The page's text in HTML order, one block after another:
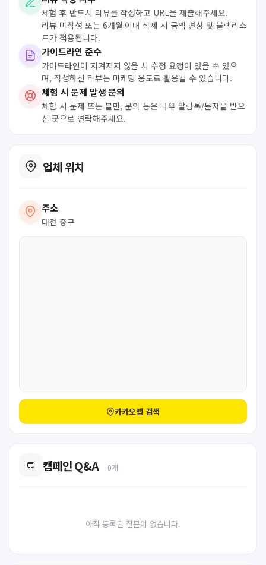
체험 후 반드시 리뷰를 작성하고 URL을 제출해주세요.
리뷰 미작성 또는 6개월 이내 삭제 시 금액 변상 및 블랙리스
트가 적용됩니다.
가이드라인 준수
가이드라인이 지켜지지 않을 시 수정 요청이 있을 수 있으
며, 작성하신 리뷰는 마케팅 용도로 활용될 수 있습니다.
체험 시 문제 발생 문의
체험 시 문제 또는 불만, 문의 등은 나우 알림톡/문자을 받으
신 곳으로 연락해주세요.
업체 위치
주소
대전 중구
카카오맵 검색
💬 캠페인 Q&A · 0개
아직 등록된 질문이 없습니다.